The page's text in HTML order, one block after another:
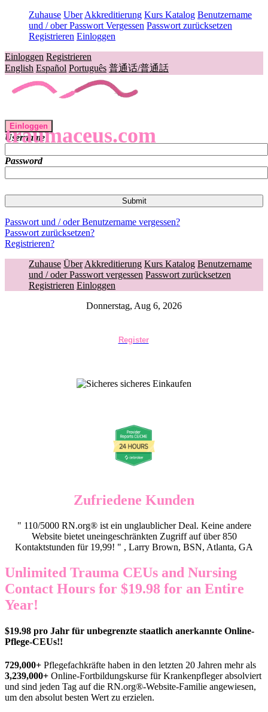
Zuhause Uber Akkreditierung Kurs Katalog Benutzername
und / ober Passwort Vergessen Passwort zurücksetzen
Registrieren Einloggen
Einloggen Registrieren
English Español Português 普通话/普通話
traumaceus.com
Einloggen
Username
Password
Passwort und / oder Benutzername vergessen?
Passwort zurücksetzen?
Registrieren?
Zuhause Über Akkreditierung Kurs Katalog Benutzername
und / oder Passwort vergessen Passwort zurücksetzen
Registrieren Einloggen
Donnerstag, Aug 6, 2026
Register
Zufriedene Kunden
" 110/5000 RN.org® ist ein unglaublicher Deal. Keine andere
Website bietet uneingeschränkten Zugriff auf über 850
Kontaktstunden für 19,99! " , Larry Brown, BSN, Atlanta, GA
Unlimited Trauma CEUs and Nursing
Contact Hours for $19.98 for an Entire
Year!
$19.98 pro Jahr für unbegrenzte staatlich anerkannte Online-
Pflege-CEUs!!
729,000+ Pflegefachkräfte haben in den letzten 20 Jahren mehr als
3,239,000+ Online-Fortbildungskurse für Krankenpfleger absolviert
und sind jeden Tag auf die RN.org®-Website-Familie angewiesen,
um den absolut besten Wert zu erzielen.